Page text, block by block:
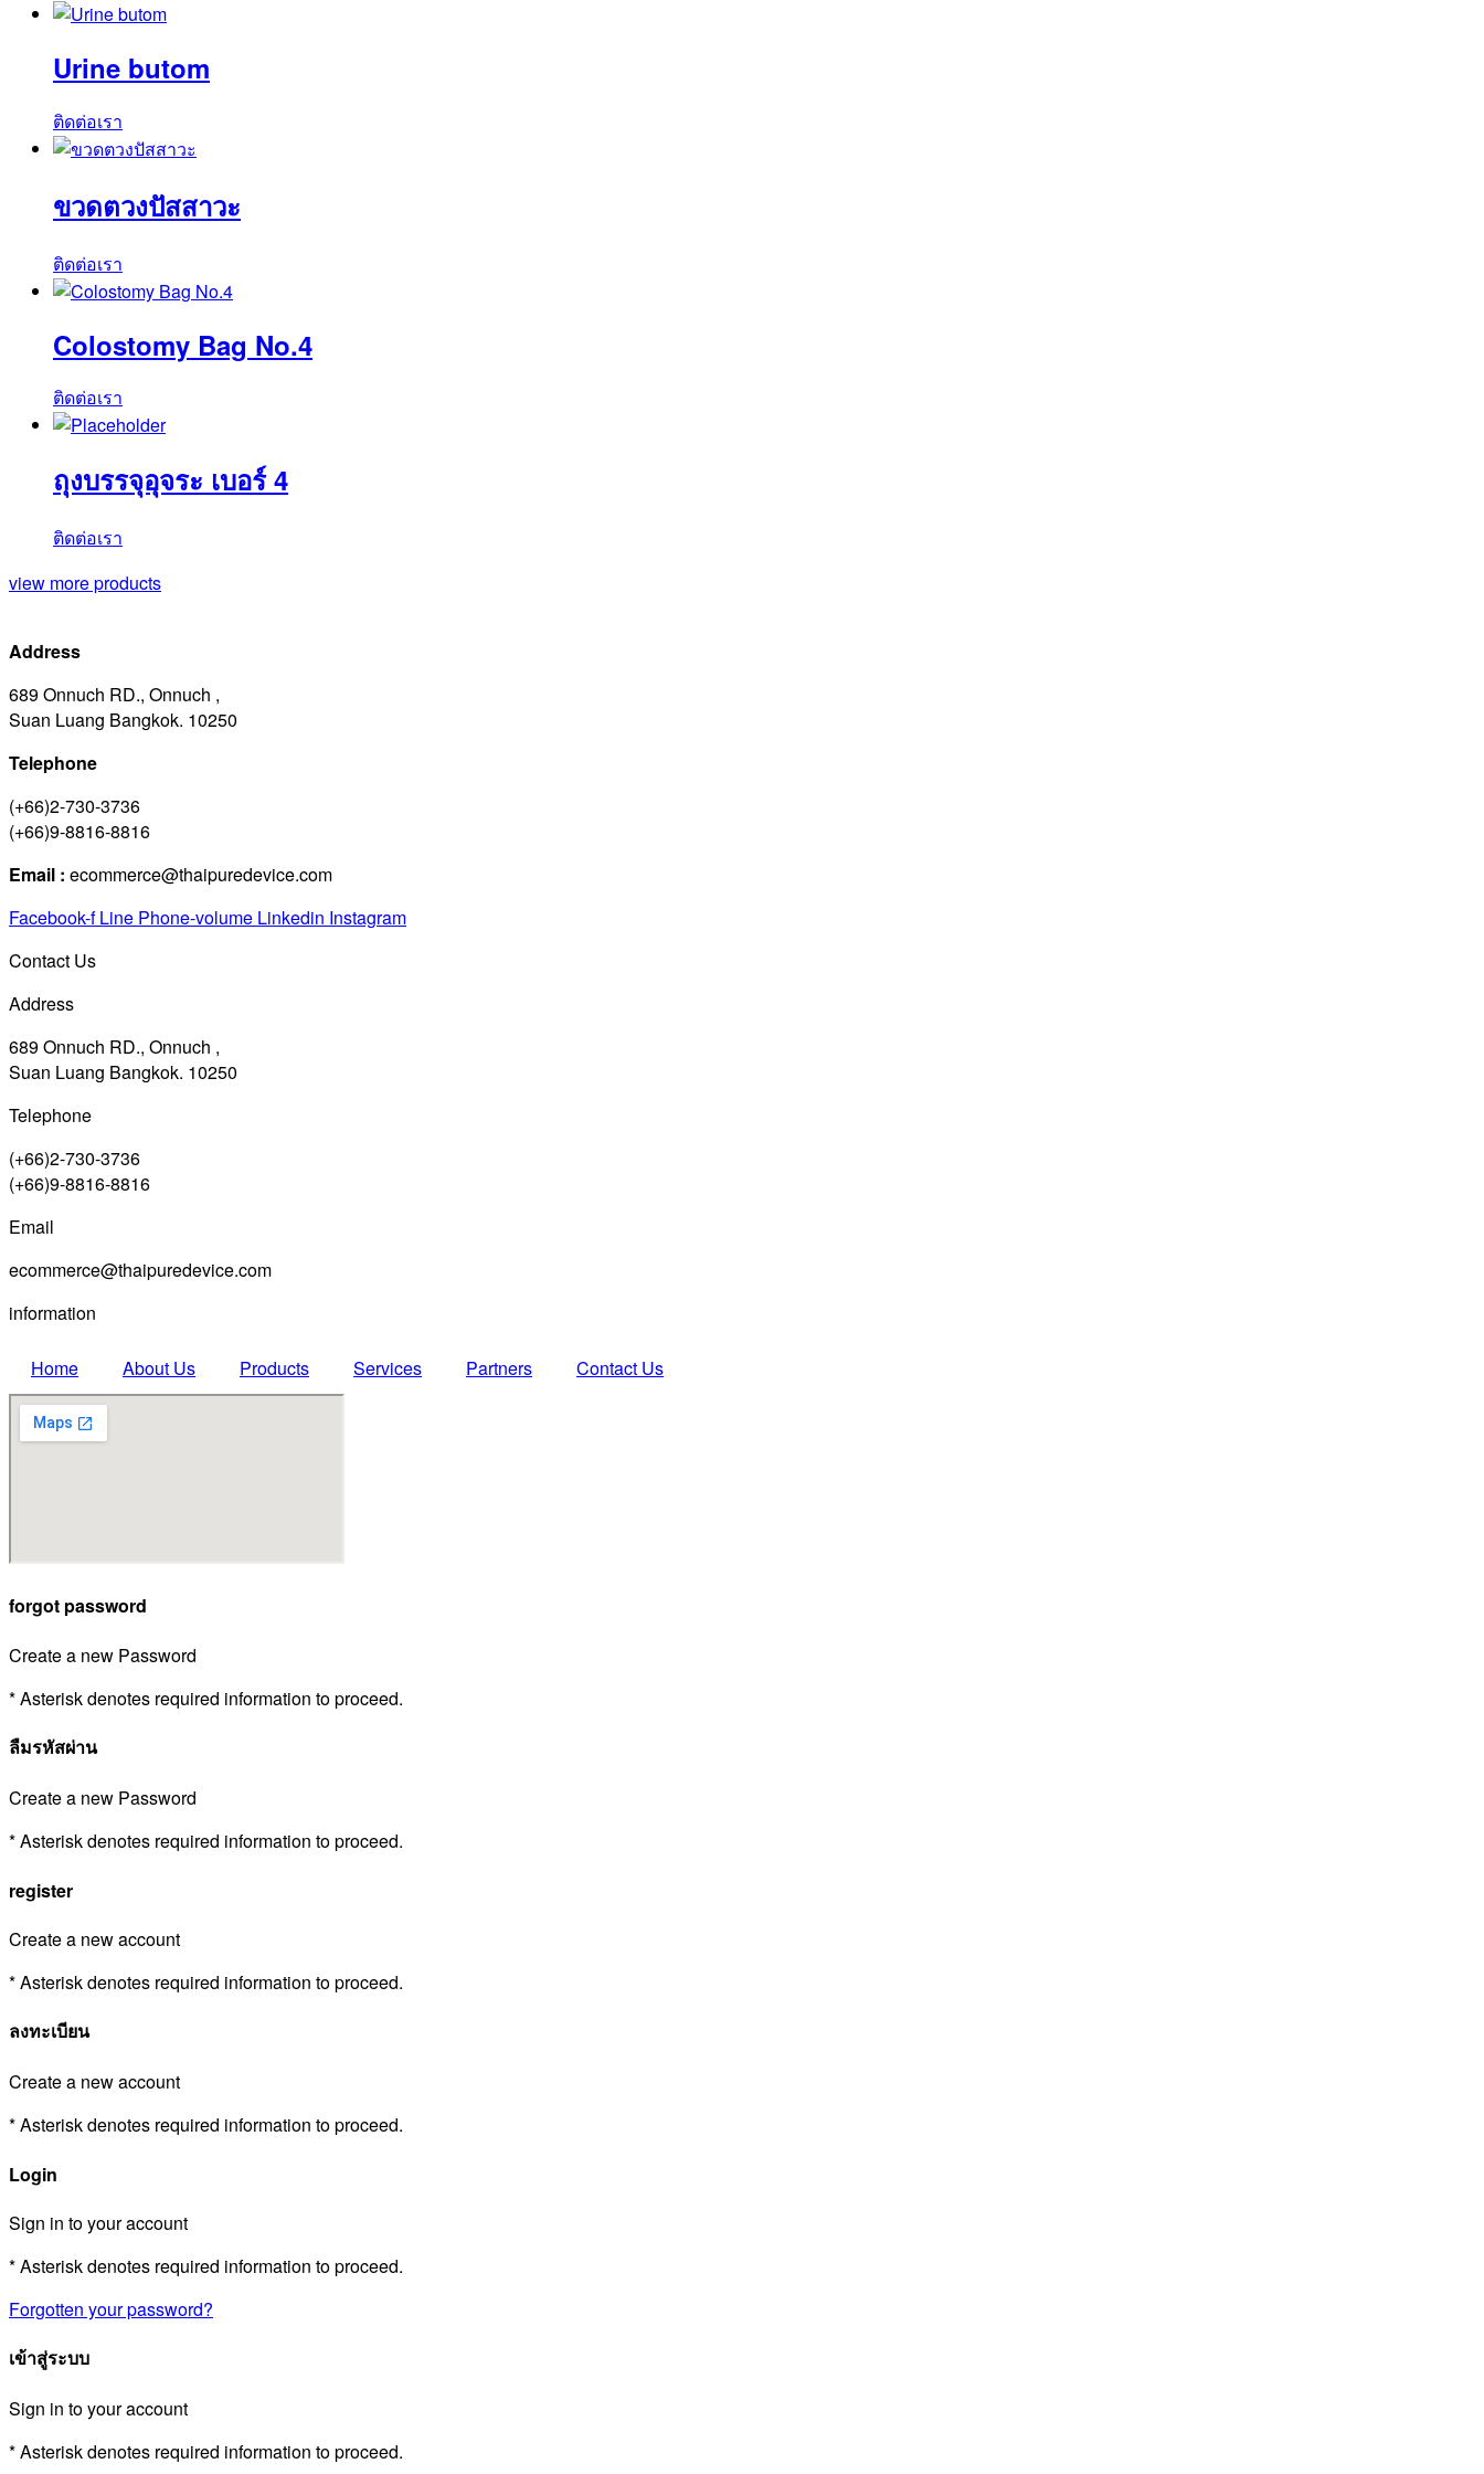
Urine butom
ติดต่อเรา
ขวดตวงปัสสาวะ
ติดต่อเรา
Colostomy Bag No.4
ติดต่อเรา
ถุงบรรจุอุจระ เบอร์ 4
ติดต่อเรา
view more products
Address
689 Onnuch RD., Onnuch ,
Suan Luang Bangkok. 10250
Telephone
(+66)2-730-3736
(+66)9-8816-8816
Email : ecommerce@thaipuredevice.com
Facebook-f Line Phone-volume Linkedin Instagram
Contact Us
Address
689 Onnuch RD., Onnuch ,
Suan Luang Bangkok. 10250
Telephone
(+66)2-730-3736
(+66)9-8816-8816
Email
ecommerce@thaipuredevice.com
information
Home About Us Products Services Partners Contact Us
forgot password
Create a new Password
* Asterisk denotes required information to proceed.
ลืมรหัสผ่าน
Create a new Password
* Asterisk denotes required information to proceed.
register
Create a new account
* Asterisk denotes required information to proceed.
ลงทะเบียน
Create a new account
* Asterisk denotes required information to proceed.
Login
Sign in to your account
* Asterisk denotes required information to proceed.
Forgotten your password?
เข้าสู่ระบบ
Sign in to your account
* Asterisk denotes required information to proceed.